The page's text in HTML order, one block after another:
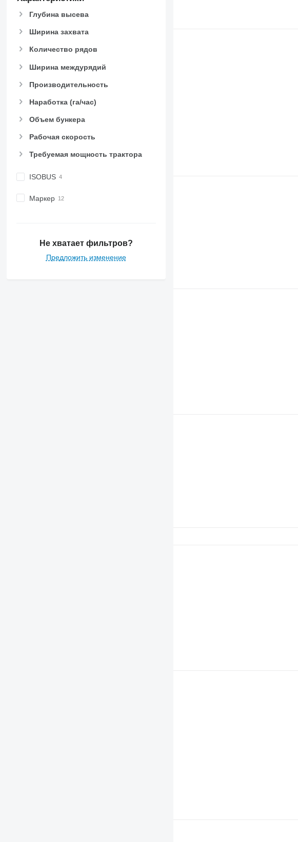
Глубина высева
Ширина захвата
Количество рядов
Ширина междурядий
Производительность
Наработка (га/час)
Объем бункера
Рабочая скорость
Требуемая мощность трактора
ISOBUS
Маркер
Не хватает фильтров?
Предложить изменение